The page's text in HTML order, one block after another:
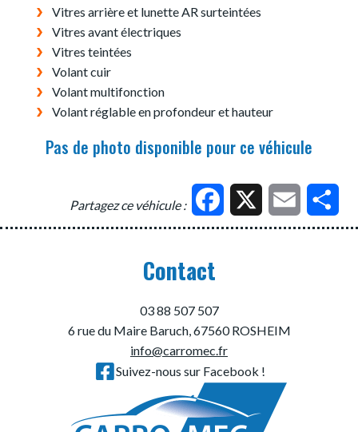
Pas de photo disponible pour ce véhicule
Partagez ce véhicule : Facebook Email
Vitres arrière et lunette AR surteintées
Vitres avant électriques
Vitres teintées
Volant cuir
Volant multifonction
Volant réglable en profondeur et hauteur
Contact
03 88 507 507
6 rue du Maire Baruch, 67560 ROSHEIM
info@carromec.fr
Suivez-nous sur Facebook !